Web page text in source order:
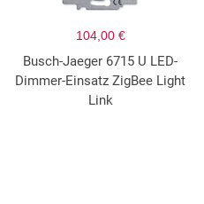
104,00 €
Busch-Jaeger 6715 U LED-
Dimmer-Einsatz ZigBee Light
Link